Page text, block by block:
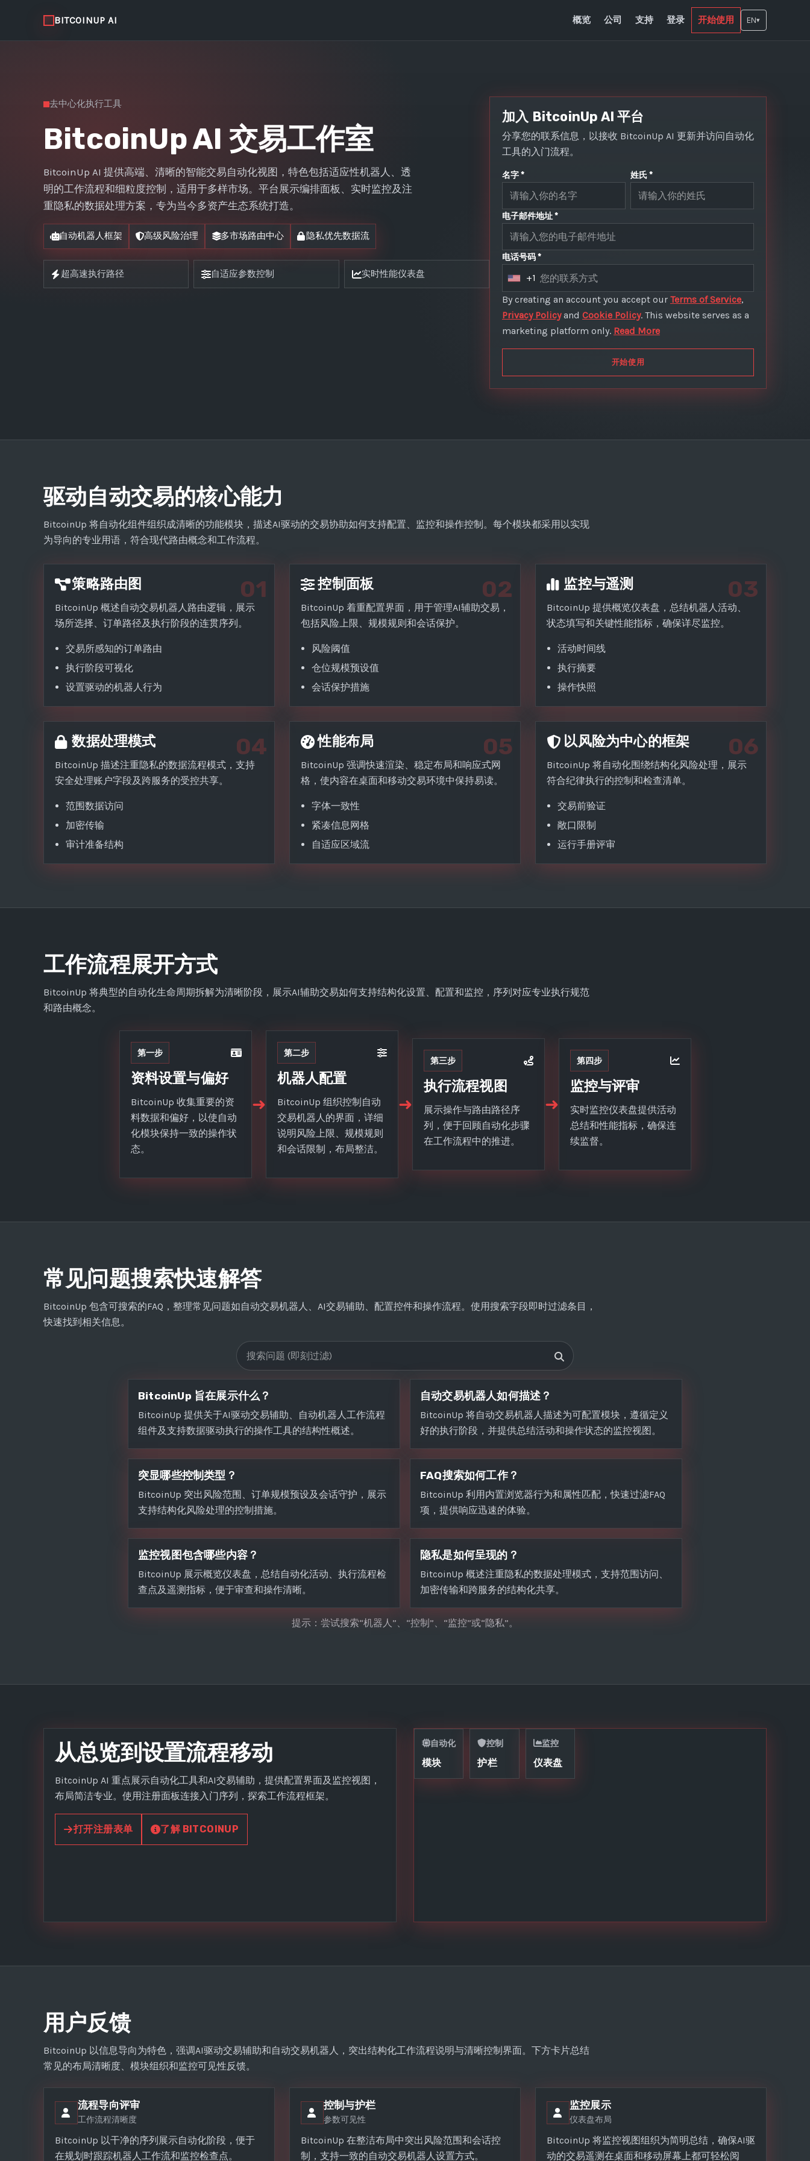
BITCOINUP AI 概览 公司 支持 登录 开始使用 EN▾
去中心化执行工具
BitcoinUp AI 交易工作室
BitcoinUp AI 提供高端、清晰的智能交易自动化视图，特色包括适应性机器人、透
明的工作流程和细粒度控制，适用于多样市场。平台展示编排面板、实时监控及注
重隐私的数据处理方案，专为当今多资产生态系统打造。
自动机器人框架 高级风险治理 多市场路由中心 隐私优先数据流
超高速执行路径 自适应参数控制 实时性能仪表盘
加入 BitcoinUp AI 平台
分享您的联系信息，以接收 BitcoinUp AI 更新并访问自动化
工具的入门流程。
名字 * 姓氏 *
电子邮件地址 *
电话号码 *
U
n
i
t
S
t
e
+1
By creating an account you accept our Terms of Service,
Privacy Policyand Cookie Policy. This website serves as a
marketing platform only. Read More
开始使用
驱动自动交易的核心能力
BitcoinUp 将自动化组件组织成清晰的功能模块，描述AI驱动的交易协助如何支持配置、监控和操作控制。每个模块都采用以实现
为导向的专业用语，符合现代路由概念和工作流程。
01
策略路由图
BitcoinUp 概述自动交易机器人路由逻辑，展示
场所选择、订单路径及执行阶段的连贯序列。
交易所感知的订单路由
执行阶段可视化
设置驱动的机器人行为
02
控制面板
BitcoinUp 着重配置界面，用于管理AI辅助交易，
包括风险上限、规模规则和会话保护。
风险阈值
仓位规模预设值
会话保护措施
03
监控与遥测
BitcoinUp 提供概览仪表盘，总结机器人活动、
状态填写和关键性能指标，确保详尽监控。
活动时间线
执行摘要
操作快照
04
数据处理模式
BitcoinUp 描述注重隐私的数据流程模式，支持
安全处理账户字段及跨服务的受控共享。
范围数据访问
加密传输
审计准备结构
05
性能布局
BitcoinUp 强调快速渲染、稳定布局和响应式网
格，使内容在桌面和移动交易环境中保持易读。
字体一致性
紧凑信息网格
自适应区域流
06
以风险为中心的框架
BitcoinUp 将自动化围绕结构化风险处理，展示
符合纪律执行的控制和检查清单。
交易前验证
敞口限制
运行手册评审
工作流程展开方式
BitcoinUp 将典型的自动化生命周期拆解为清晰阶段，展示AI辅助交易如何支持结构化设置、配置和监控，序列对应专业执行规范
和路由概念。
第一步
资料设置与偏好
BitcoinUp 收集重要的资
料数据和偏好，以使自动
化模块保持一致的操作状
态。
➜
第二步
机器人配置
BitcoinUp 组织控制自动
交易机器人的界面，详细
说明风险上限、规模规则
和会话限制，布局整洁。
➜
第三步
执行流程视图
展示操作与路由路径序
列，便于回顾自动化步骤
在工作流程中的推进。
➜
第四步
监控与评审
实时监控仪表盘提供活动
总结和性能指标，确保连
续监督。
常见问题搜索快速解答
BitcoinUp 包含可搜索的FAQ，整理常见问题如自动交易机器人、AI交易辅助、配置控件和操作流程。使用搜索字段即时过滤条目，
快速找到相关信息。
搜索常见问题
BitcoinUp 旨在展示什么？
BitcoinUp 提供关于AI驱动交易辅助、自动机器人工作流程
组件及支持数据驱动执行的操作工具的结构性概述。
自动交易机器人如何描述？
BitcoinUp 将自动交易机器人描述为可配置模块，遵循定义
好的执行阶段，并提供总结活动和操作状态的监控视图。
突显哪些控制类型？
BitcoinUp 突出风险范围、订单规模预设及会话守护，展示
支持结构化风险处理的控制措施。
FAQ搜索如何工作？
BitcoinUp 利用内置浏览器行为和属性匹配，快速过滤FAQ
项，提供响应迅速的体验。
监控视图包含哪些内容？
BitcoinUp 展示概览仪表盘，总结自动化活动、执行流程检
查点及遥测指标，便于审查和操作清晰。
隐私是如何呈现的？
BitcoinUp 概述注重隐私的数据处理模式，支持范围访问、
加密传输和跨服务的结构化共享。
提示：尝试搜索“机器人”、“控制”、“监控”或“隐私”。
从总览到设置流程移动
BitcoinUp AI 重点展示自动化工具和AI交易辅助，提供配置界面及监控视图，
布局简洁专业。使用注册面板连接入门序列，探索工作流程框架。
打开注册表单 了解 BITCOINUP
自动化
模块
控制
护栏
监控
仪表盘
用户反馈
BitcoinUp 以信息导向为特色，强调AI驱动交易辅助和自动交易机器人，突出结构化工作流程说明与清晰控制界面。下方卡片总结
常见的布局清晰度、模块组织和监控可见性反馈。
流程导向评审
工作流程清晰度
BitcoinUp 以干净的序列展示自动化阶段，便于
在规划时跟踪机器人工作流和监控检查点。
控制与护栏
参数可见性
BitcoinUp 在整洁布局中突出风险范围和会话控
制，支持一致的自动交易机器人设置方式。
监控展示
仪表盘布局
BitcoinUp 将监控视图组织为简明总结，确保AI驱
动的交易遥测在桌面和移动屏幕上都可轻松阅